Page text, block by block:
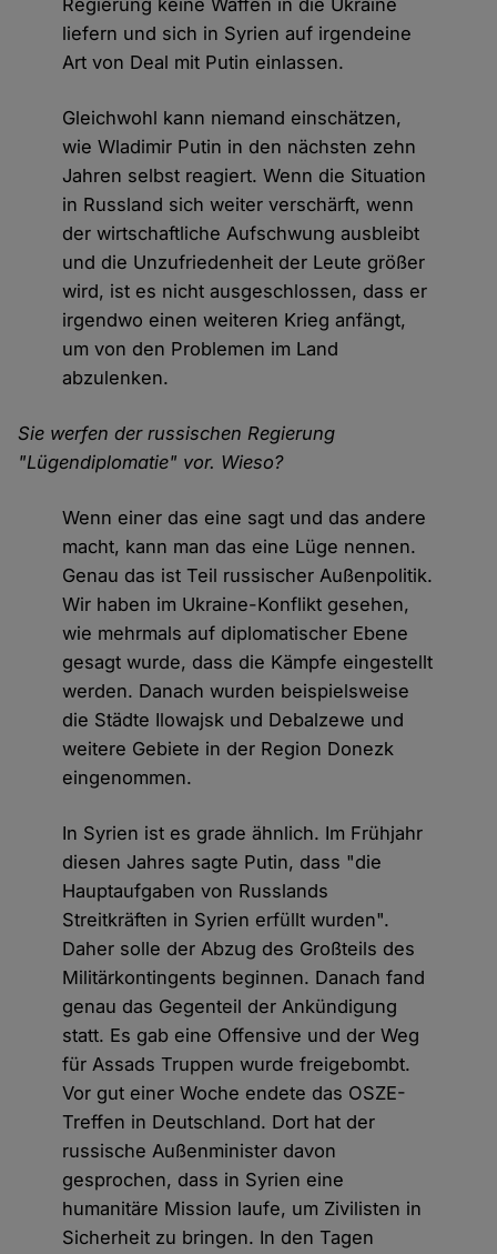
Regierung keine Waffen in die Ukraine
liefern und sich in Syrien auf irgendeine
Art von Deal mit Putin einlassen.
Gleichwohl kann niemand einschätzen,
wie Wladimir Putin in den nächsten zehn
Jahren selbst reagiert. Wenn die Situation
in Russland sich weiter verschärft, wenn
der wirtschaftliche Aufschwung ausbleibt
und die Unzufriedenheit der Leute größer
wird, ist es nicht ausgeschlossen, dass er
irgendwo einen weiteren Krieg anfängt,
um von den Problemen im Land
abzulenken.
Sie werfen der russischen Regierung
"Lügendiplomatie" vor. Wieso?
Wenn einer das eine sagt und das andere
macht, kann man das eine Lüge nennen.
Genau das ist Teil russischer Außenpolitik.
Wir haben im Ukraine-Konflikt gesehen,
wie mehrmals auf diplomatischer Ebene
gesagt wurde, dass die Kämpfe eingestellt
werden. Danach wurden beispielsweise
die Städte Ilowajsk und Debalzewe und
weitere Gebiete in der Region Donezk
eingenommen.
In Syrien ist es grade ähnlich. Im Frühjahr
diesen Jahres sagte Putin, dass "die
Hauptaufgaben von Russlands
Streitkräften in Syrien erfüllt wurden".
Daher solle der Abzug des Großteils des
Militärkontingents beginnen. Danach fand
genau das Gegenteil der Ankündigung
statt. Es gab eine Offensive und der Weg
für Assads Truppen wurde freigebombt.
Vor gut einer Woche endete das OSZE-
Treffen in Deutschland. Dort hat der
russische Außenminister davon
gesprochen, dass in Syrien eine
humanitäre Mission laufe, um Zivilisten in
Sicherheit zu bringen. In den Tagen